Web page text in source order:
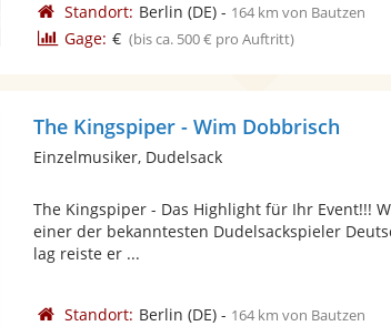
Standort: Berlin (DE)- 164 km von Bautzen
Gage: € (bis ca. 500 € pro Auftritt)
The Kingspiper - Wim Dobbrisch
Einzelmusiker, Dudelsack
The Kingspiper - Das Highlight für Ihr Event!!!
einer der bekanntesten Dudelsackspieler
lag reiste er ...
Standort: Berlin (DE)- 164 km von Bautzen